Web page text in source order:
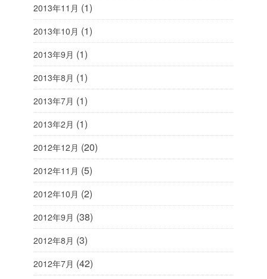
2013年11月 (1)
2013年10月 (1)
2013年9月 (1)
2013年8月 (1)
2013年7月 (1)
2013年2月 (1)
2012年12月 (20)
2012年11月 (5)
2012年10月 (2)
2012年9月 (38)
2012年8月 (3)
2012年7月 (42)